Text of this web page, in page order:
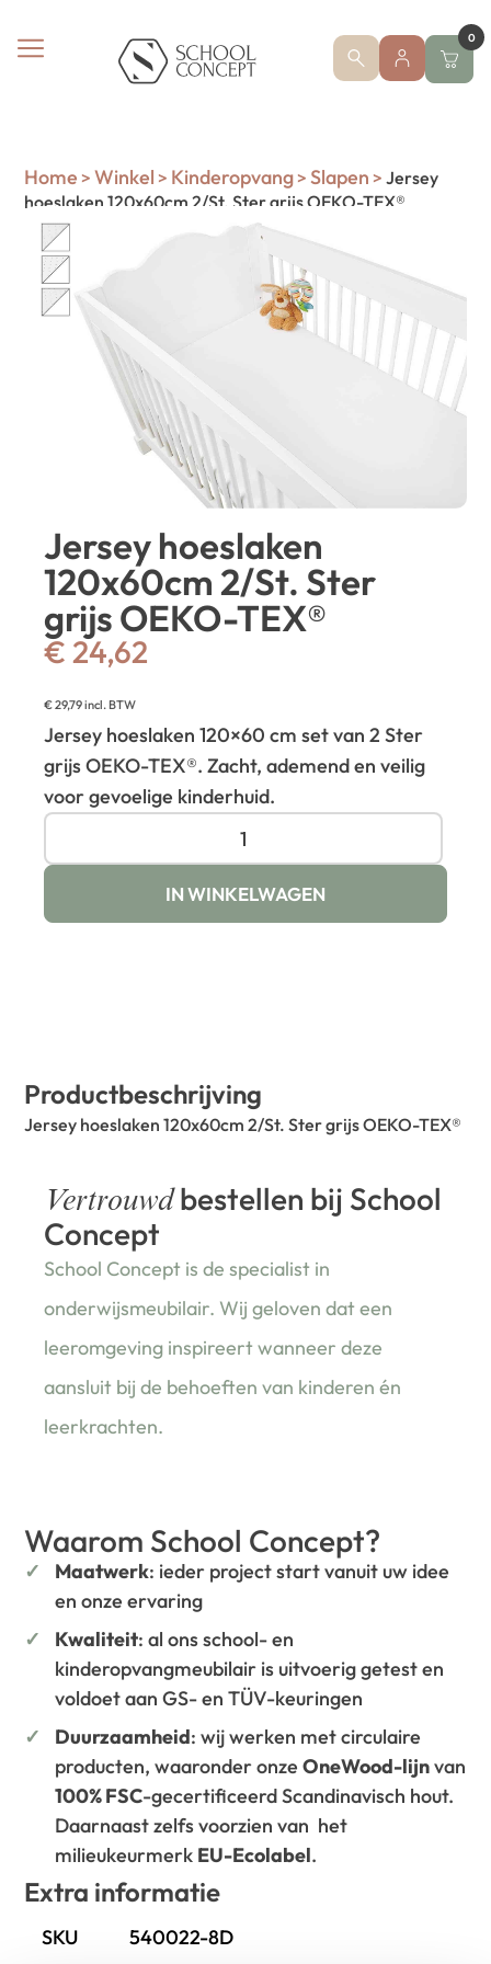
0
Home > Winkel > Kinderopvang> Slapen > Jersey
hoeslaken 120x60cm 2/St. Ster grijs OEKO-TEX®
Jersey hoeslaken
120x60cm 2/St. Ster
grijs OEKO-TEX®
€ 24,62
€29,79incl. BTW
Jersey hoeslaken 120×60 cm set van 2 Ster
grijs OEKO-TEX®. Zacht, ademend en veilig
voor gevoelige kinderhuid.
IN WINKELWAGEN
Productbeschrijving
Jersey hoeslaken 120x60cm 2/St. Ster grijs OEKO-TEX®
Vertrouwdbestellen bij School
Concept
School Concept is de specialist in
onderwijsmeubilair. Wij geloven dat een
leeromgeving inspireert wanneer deze
aansluit bij de behoeften van kinderen én
leerkrachten.
Waarom School Concept?
Maatwerk: ieder project start vanuit uw idee
en onze ervaring
Kwaliteit: al ons school- en
kinderopvangmeubilair is uitvoerig getest en
voldoet aan GS- en TÜV-keuringen
Duurzaamheid: wij werken met circulaire
producten, waaronder onzeOneWood-lijnvan
100% FSC-gecertificeerd Scandinavisch hout.
Daarnaast zelfs voorzien van het
milieukeurmerk EU-Ecolabel.
Extra informatie
SKU 540022-8D